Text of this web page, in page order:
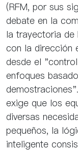
(RFM, por sus
debate en la
la trayectoria de
con la dirección
desde el
enfoques
exige que los
diversas
pequeños, la
inteligente